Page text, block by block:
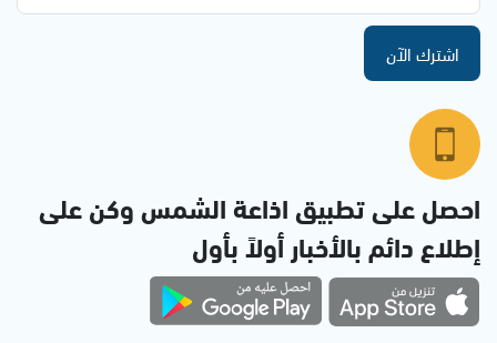
اشترك الآن
احصل على تطبيق اذاعة الشمس وكن على
إطلاع دائم بالأخبار أولاً بأول